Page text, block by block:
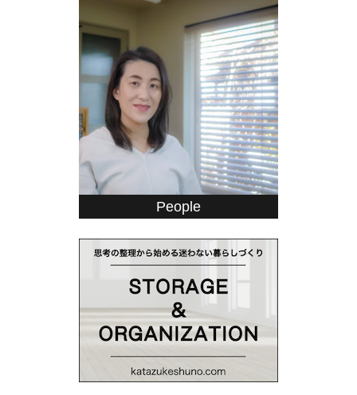
People